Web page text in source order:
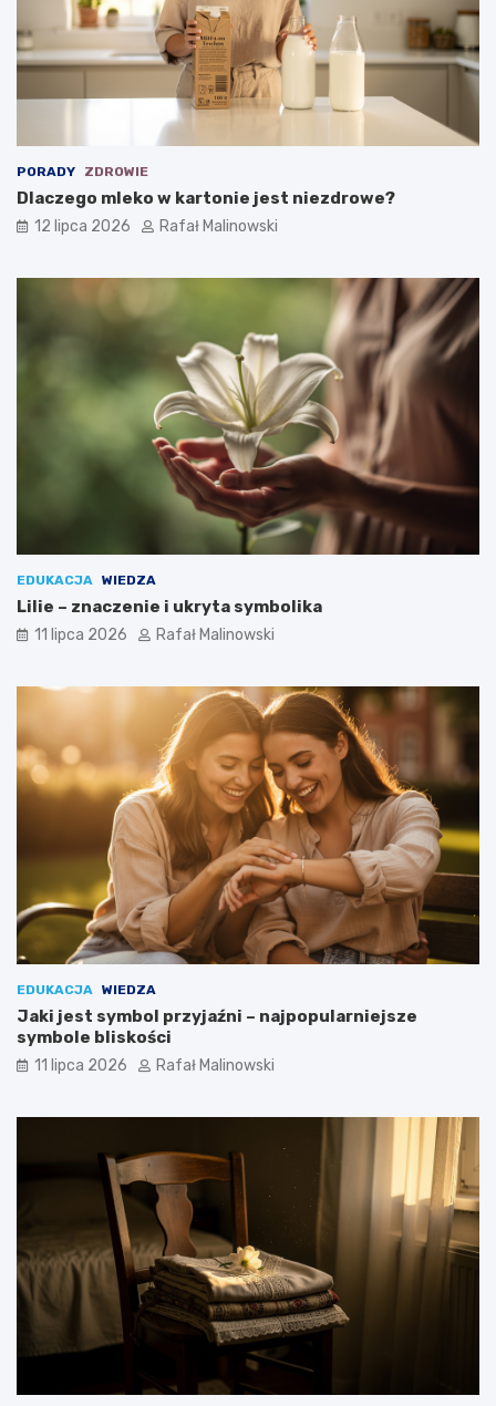
PORADY ZDROWIE
Dlaczego mleko w kartonie jest niezdrowe?
12 lipca 2026 Rafał Malinowski
EDUKACJA WIEDZA
Lilie – znaczenie i ukryta symbolika
11 lipca 2026 Rafał Malinowski
EDUKACJA WIEDZA
Jaki jest symbol przyjaźni – najpopularniejsze
symbole bliskości
11 lipca 2026 Rafał Malinowski